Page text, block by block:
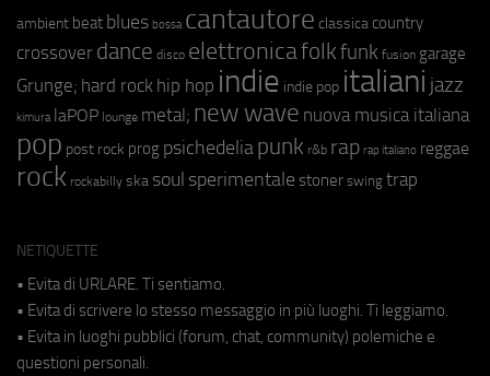
ambient beat blues bossa cantautore classica country
crossover dance disco elettronicafolkfunk fusion garage
Grunge; hard rock hip hop indie indie pop italiani jazz
kimura laPOP lounge metal; new wave nuova musica italiana
pop post rock prog psichedeliapunk r&b rap rap italiano reggae
rock rockabilly ska soul sperimentale stoner swing trap
NETIQUETTE
• Evita di URLARE. Ti sentiamo.
• Evita di scrivere lo stesso messaggio in più luoghi. Ti leggiamo.
• Evita in luoghi pubblici (forum, chat, community) polemiche e
questioni personali.